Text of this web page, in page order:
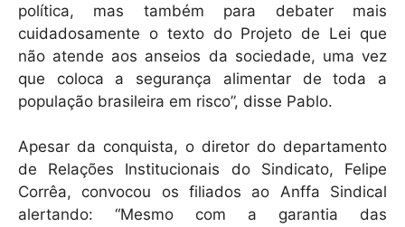
política, mas também para debater mais
cuidadosamente o texto do Projeto de Lei que
não atende aos anseios da sociedade, uma vez
que coloca a segurança alimentar de toda a
população brasileira em risco”, disse Pablo.
Apesar da conquista, o diretor do departamento
de Relações Institucionais do Sindicato, Felipe
Corrêa, convocou os filiados ao Anffa Sindical
alertando: “Mesmo com a garantia das